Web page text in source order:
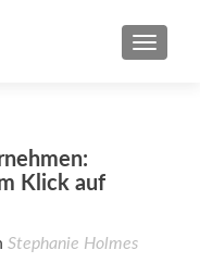
Klick auf
Stephanie Holmes